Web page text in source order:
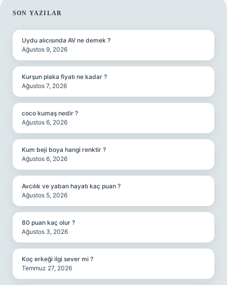
SIDEBAR
SON YAZILAR
Uydu alıcısında AV ne demek ?
Ağustos 9, 2026
Kurşun plaka fiyatı ne kadar ?
Ağustos 7, 2026
coco kumaş nedir ?
Ağustos 6, 2026
Kum beji boya hangi renktir ?
Ağustos 6, 2026
Avcılık ve yaban hayatı kaç puan ?
Ağustos 5, 2026
80 puan kaç olur ?
Ağustos 3, 2026
Koç erkeği ilgi sever mi ?
Temmuz 27, 2026